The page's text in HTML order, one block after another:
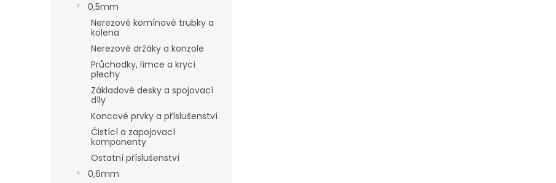
0,5mm
Nerezové komínové trubky a
kolena
Nerezové držáky a konzole
Průchodky, límce a krycí
plechy
Základové desky a spojovací
díly
Koncové prvky a příslušenství
Čistící a zapojovací
komponenty
Ostatní příslušenství
0,6mm